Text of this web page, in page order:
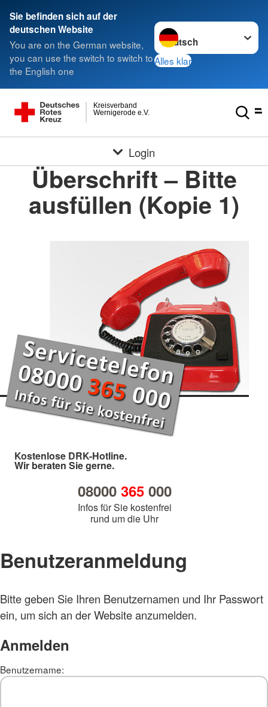
Sie befinden sich auf der
deutschen Website
You are on the German website,
you can use the switch to switch to
the English one
Sprache wechseln zu
Alles klar
Wernigerode e.V.
Kreisverband
Login
Überschrift – Bitte
ausfüllen (Kopie 1)
Kostenlose DRK-Hotline.
Wir beraten Sie gerne.
08000 365000
Infos für Sie kostenfrei
rund um die Uhr
Benutzeranmeldung
Bitte geben Sie Ihren Benutzernamen und Ihr Passwort
ein, um sich an der Website anzumelden.
Anmelden
Benutzername: